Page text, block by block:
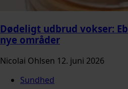
Dødeligt udbrud vokser:
nye områder
Nicolai Ohlsen 12. juni 2026
Sundhed